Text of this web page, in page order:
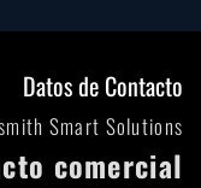
Datos de Contacto
Smart Solutions
comercial